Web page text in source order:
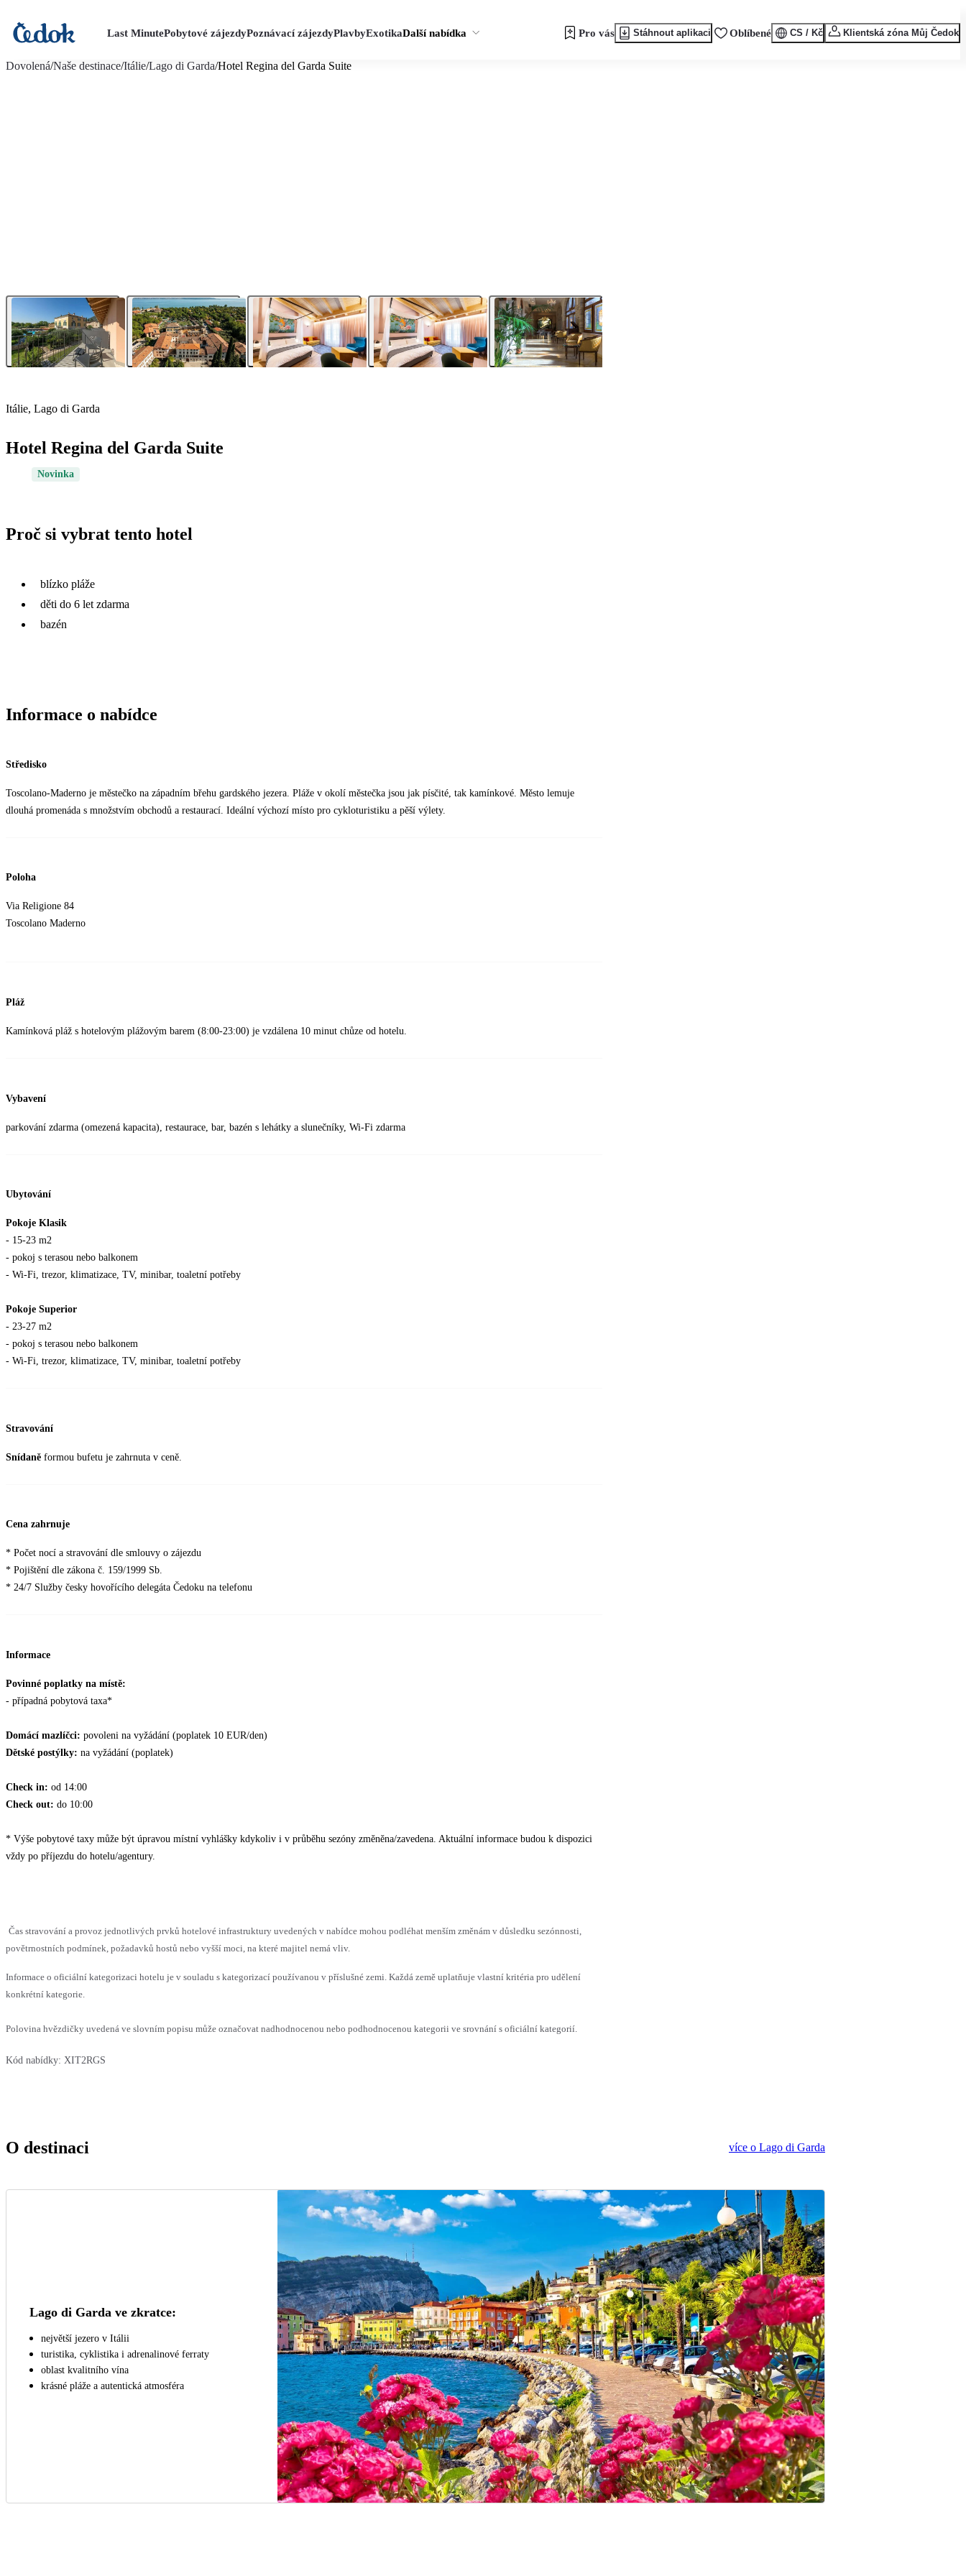
Last MinutePobytové zájezdyPoznávací zájezdyPlavbyExotikaDalší nabídka Pro vás Stáhnout aplikaci Oblíbené CS / Kč Klientská zóna Můj Čedok
Dovolená/Naše destinace/Itálie/Lago di Garda/Hotel Regina del Garda Suite
Itálie, Lago di Garda
Hotel Regina del Garda Suite
Novinka
Proč si vybrat tento hotel
blízko pláže
děti do 6 let zdarma
bazén
Informace o nabídce
Středisko
Toscolano-Maderno je městečko na západním břehu gardského jezera. Pláže v okolí městečka jsou jak písčité, tak kamínkové. Město lemuje
dlouhá promenáda s množstvím obchodů a restaurací. Ideální výchozí místo pro cykloturistiku a pěší výlety.
Poloha
Via Religione 84
Toscolano Maderno
Pláž
Kamínková pláž s hotelovým plážovým barem (8:00-23:00) je vzdálena 10 minut chůze od hotelu.
Vybavení
parkování zdarma (omezená kapacita), restaurace, bar, bazén s lehátky a slunečníky, Wi-Fi zdarma
Ubytování
Pokoje Klasik
- 15-23 m2
- pokoj s terasou nebo balkonem
- Wi-Fi, trezor, klimatizace, TV, minibar, toaletní potřeby
Pokoje Superior
- 23-27 m2
- pokoj s terasou nebo balkonem
- Wi-Fi, trezor, klimatizace, TV, minibar, toaletní potřeby
Stravování
Snídaně formou bufetu je zahrnuta v ceně.
Cena zahrnuje
* Počet nocí a stravování dle smlouvy o zájezdu
* Pojištění dle zákona č. 159/1999 Sb.
* 24/7 Služby česky hovořícího delegáta Čedoku na telefonu
Informace
Povinné poplatky na místě:
- případná pobytová taxa*
Domácí mazlíčci: povoleni na vyžádání (poplatek 10 EUR/den)
Dětské postýlky: na vyžádání (poplatek)
Check in: od 14:00
Check out: do 10:00
* Výše pobytové taxy může být úpravou místní vyhlášky kdykoliv i v průběhu sezóny změněna/zavedena. Aktuální informace budou k dispozici
vždy po příjezdu do hotelu/agentury.
Čas stravování a provoz jednotlivých prvků hotelové infrastruktury uvedených v nabídce mohou podléhat menším změnám v důsledku sezónnosti,
povětrnostních podmínek, požadavků hostů nebo vyšší moci, na které majitel nemá vliv.
Informace o oficiální kategorizaci hotelu je v souladu s kategorizací používanou v příslušné zemi. Každá země uplatňuje vlastní kritéria pro udělení
konkrétní kategorie.
Polovina hvězdičky uvedená ve slovním popisu může označovat nadhodnocenou nebo podhodnocenou kategorii ve srovnání s oficiální kategorií.
Kód nabídky: XIT2RGS
O destinaci více o Lago di Garda
Lago di Garda ve zkratce:
největší jezero v Itálii
turistika, cyklistika i adrenalinové ferraty
oblast kvalitního vína
krásné pláže a autentická atmosféra